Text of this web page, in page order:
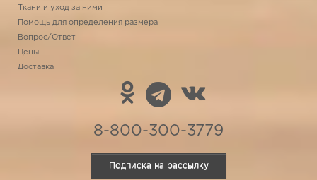
Ткани и уход за ними
Помощь для определения размера
Вопрос/Ответ
Цены
Доставка
8-800-300-3779
Подписка на рассылку